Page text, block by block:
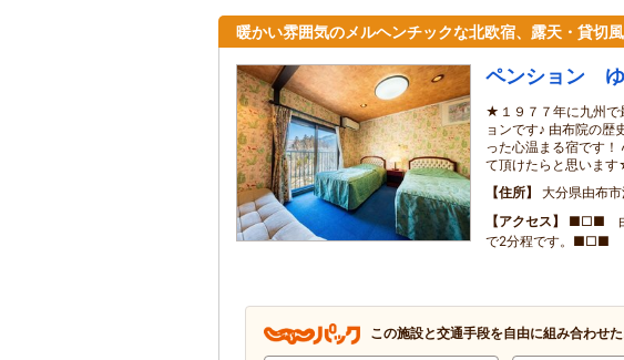
暖かい雰囲気のメルヘンチックな北欧宿、露天・貸切
ペンション
★１９７７年に九州で
ョンです♪ 由布院の歴
った心温まる宿です！
て頂けたらと思いま
住所
大分県由布
アクセス
■□■ 由
で2分程です。■□■
この施設と交通手段を自由に組み合わせ